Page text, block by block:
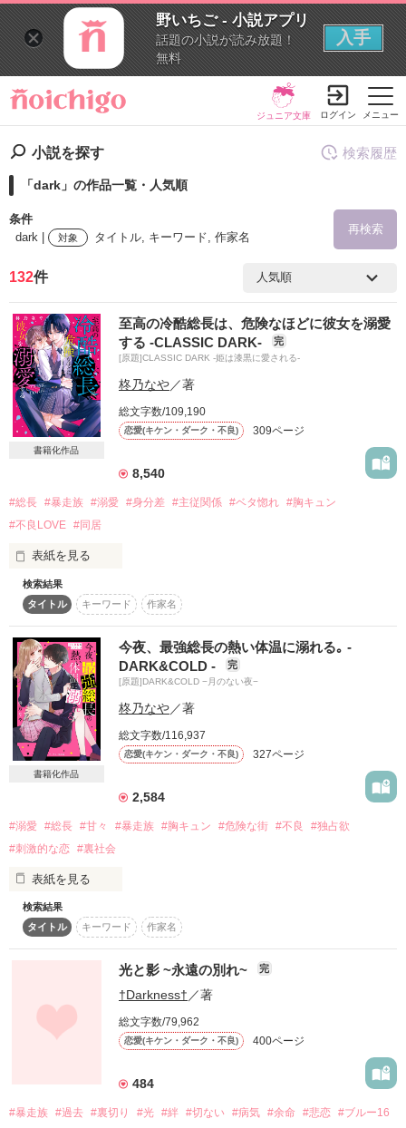
野いちご - 小説アプリ
話題の小説が読み放題！
無料
入手
メニュー
ジュニア文庫 ログイン
小説を探す
「dark」の作品一覧・人気順
条件
dark |
対象 タイトル, キーワード, 作家名
再検索
検索ワード
を含む
詳しく検索
検索対象
キーワード
あらすじ
ジャンル
感想
ステータス 全て 完結 更新中
作品の長さ
コンテスト
超短編で謎をしかけろ！100文字ミステリーコンテスト
復刻！夏の野いちごビギナーズ応援コンテスト～中・長編チ
ャレンジ！～
500文字の不気味なテスト、募集中。
200文字でゾッ！こわい短編コンテスト
スターツ出版小説投稿サイト合同企画「1話からの長編大
検索履歴
132件
書籍化作品
至高の冷酷総長は、危険なほどに彼女を溺愛
する -CLASSIC DARK-
完
[原題]CLASSIC DARK -姫は漆黒に愛される-
柊乃なや／著
総文字数/109,190
恋愛(キケン・ダーク・不良) 309ページ
8,540
#総長 #暴走族 #溺愛 #身分差 #主従関係 #ベタ惚れ #胸キュン
#不良LOVE #同居
表紙を見る
ここは格式と伝統を重んじる、由緒正しき街
トップに君臨する男には
一般人はおろか、同じ組織の人間でさえ
ろくに近づくことができないという。
例外などない、はずだった
──その日までは。
𓆸 𓆸
京  静日
検索結果
タイトル
キーワード 作家名
書籍化作品
今夜、最強総長の熱い体温に溺れる｡ -
DARK&COLD -
完
[原題]DARK&COLD −月のない夜−
柊乃なや／著
総文字数/116,937
恋愛(キケン・ダーク・不良) 327ページ
2,584
#溺愛 #総長 #甘々 #暴走族 #胸キュン #危険な街 #不良
#独占欲
#刺激的な恋 #裏社会
表紙を見る
その街は冷たかった。
そこを支配する男は
誰もが一瞬で目を奪われるほど
検索結果
タイトル
キーワード 作家名
光と影 ~永遠の別れ~ 完
†Darkness†／著
総文字数/79,962
恋愛(キケン・ダーク・不良) 400ページ
484
#暴走族 #過去 #裏切り #光 #絆 #切ない #病気 #余命 #悲恋 #ブルー16